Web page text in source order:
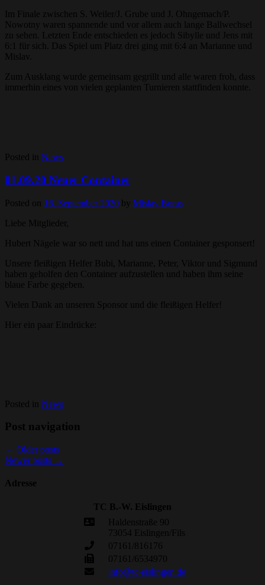
Im Finale zwischen S. Weiler/J. Grube und J. Ohngemach/P.
Nowotny waren spannende und vor allem auch lange Ballwechsel
zu sehen. Letzten Ende entschieden es jedoch Sibylle und Jens mit
6:1 für sich. Das Spiel um Platz drei ging mit 6:4 an Marianne und
Mislav.
Zum Ausklang wurde gemeinsam gegrillt und alle waren froh, dass
immerhin eines von vielen geplanten Turnieren stattfinden konnte.
Posted in News
01.09.20 Neuer Container
Posted on 16. September 2020 by Mislav Boras
Liebe Mitglieder,
Hubert Nägele war so nett und hat uns einen Container gesponsert!
Unsere fleißigen Helfer Bubi, Marianne, Peter, Viktor und Sigmund
haben geholfen den Container aufzustellen und haben ihm seine
blaue Farbe gegeben.
Vielen Dank an unseren Sponsor und die fleißigen Helfer!
Hier ein paar Eindrücke:
Posted in News
Post navigation
← Older posts
Newer posts →
Adresse
TC B.-W. Eislingen
Haldenstraße 90
73054 Eislingen/Fils
07161/816176
07161/6534970
info@tc-eislingen.de